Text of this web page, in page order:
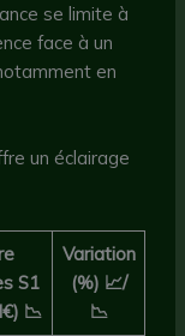
se limite à
face à un
en
un éclairage
S1
📉
Variation
(%) 📈/
📉